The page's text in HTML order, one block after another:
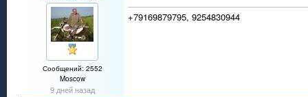
Сообщений: 2552
Moscow
9 дней назад
+79169879795, 9254830944